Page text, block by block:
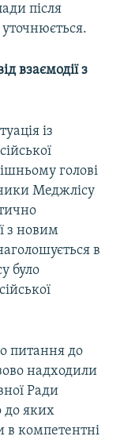
після
уточнюється.
взаємодії з
із
голові
Меджлісу
з новим
в
було
питання до
надходили
Ради
до яких
в компетентні